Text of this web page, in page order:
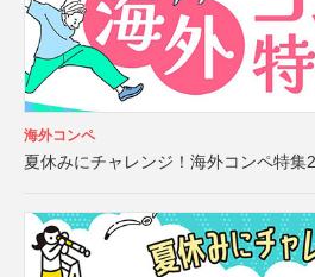
海外コンペ
夏休みにチャレンジ！海外コンペ特集